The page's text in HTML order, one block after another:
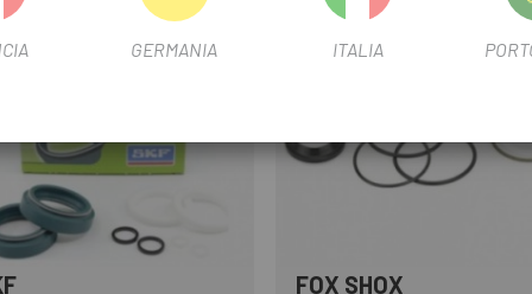
FOX SHOX
GERMANIA ITALIA